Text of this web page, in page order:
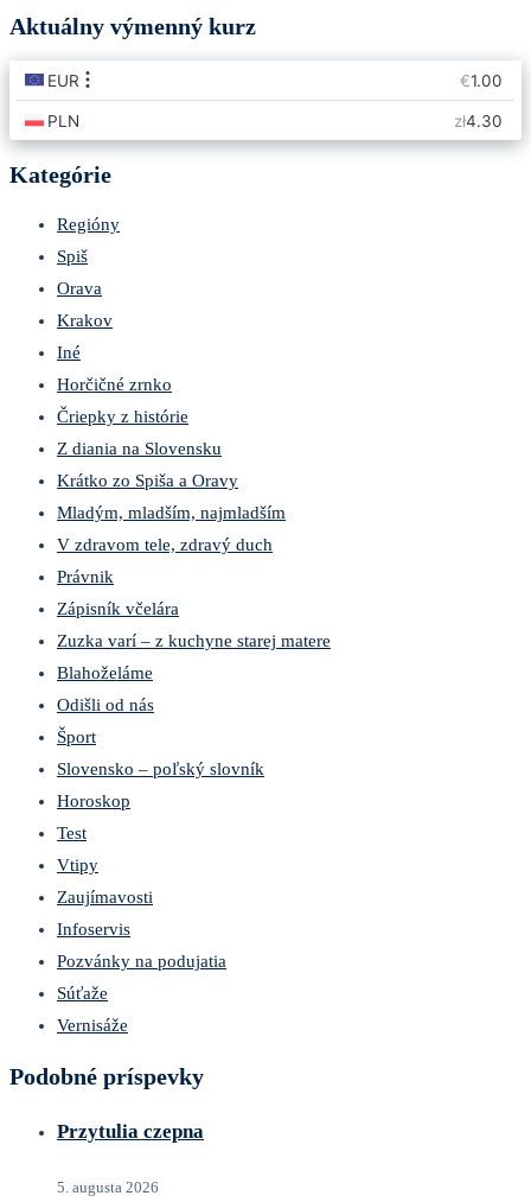
Aktuálny výmenný kurz
Kategórie
Regióny
Spiš
Orava
Krakov
Iné
Horčičné zrnko
Čriepky z histórie
Z diania na Slovensku
Krátko zo Spiša a Oravy
Mladým, mladším, najmladším
V zdravom tele, zdravý duch
Právnik
Zápisník včelára
Zuzka varí – z kuchyne starej matere
Blahoželáme
Odišli od nás
Šport
Slovensko – poľský slovník
Horoskop
Test
Vtipy
Zaujímavosti
Infoservis
Pozvánky na podujatia
Súťaže
Vernisáže
Podobné príspevky
Przytulia czepna
5. augusta 2026